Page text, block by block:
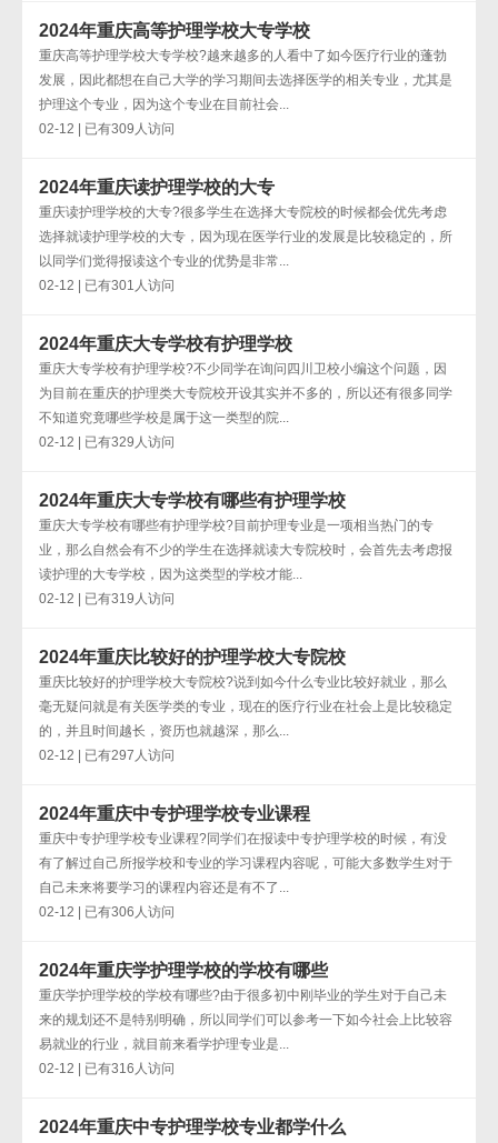
2024年重庆高等护理学校大专学校
重庆高等护理学校大专学校?越来越多的人看中了如今医疗行业的蓬勃
发展，因此都想在自己大学的学习期间去选择医学的相关专业，尤其是
护理这个专业，因为这个专业在目前社会...
02-12 | 已有309人访问
2024年重庆读护理学校的大专
重庆读护理学校的大专?很多学生在选择大专院校的时候都会优先考虑
选择就读护理学校的大专，因为现在医学行业的发展是比较稳定的，所
以同学们觉得报读这个专业的优势是非常...
02-12 | 已有301人访问
2024年重庆大专学校有护理学校
重庆大专学校有护理学校?不少同学在询问四川卫校小编这个问题，因
为目前在重庆的护理类大专院校开设其实并不多的，所以还有很多同学
不知道究竟哪些学校是属于这一类型的院...
02-12 | 已有329人访问
2024年重庆大专学校有哪些有护理学校
重庆大专学校有哪些有护理学校?目前护理专业是一项相当热门的专
业，那么自然会有不少的学生在选择就读大专院校时，会首先去考虑报
读护理的大专学校，因为这类型的学校才能...
02-12 | 已有319人访问
2024年重庆比较好的护理学校大专院校
重庆比较好的护理学校大专院校?说到如今什么专业比较好就业，那么
毫无疑问就是有关医学类的专业，现在的医疗行业在社会上是比较稳定
的，并且时间越长，资历也就越深，那么...
02-12 | 已有297人访问
2024年重庆中专护理学校专业课程
重庆中专护理学校专业课程?同学们在报读中专护理学校的时候，有没
有了解过自己所报学校和专业的学习课程内容呢，可能大多数学生对于
自己未来将要学习的课程内容还是有不了...
02-12 | 已有306人访问
2024年重庆学护理学校的学校有哪些
重庆学护理学校的学校有哪些?由于很多初中刚毕业的学生对于自己未
来的规划还不是特别明确，所以同学们可以参考一下如今社会上比较容
易就业的行业，就目前来看学护理专业是...
02-12 | 已有316人访问
2024年重庆中专护理学校专业都学什么